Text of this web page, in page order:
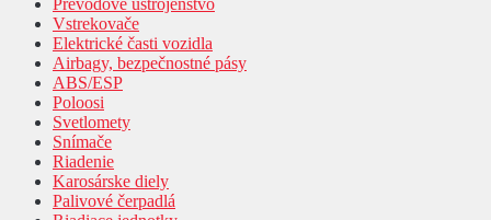
Prevodové ústrojenstvo
Vstrekovače
Elektrické časti vozidla
Airbagy, bezpečnostné pásy
ABS/ESP
Poloosi
Svetlomety
Snímače
Riadenie
Karosárske diely
Palivové čerpadlá